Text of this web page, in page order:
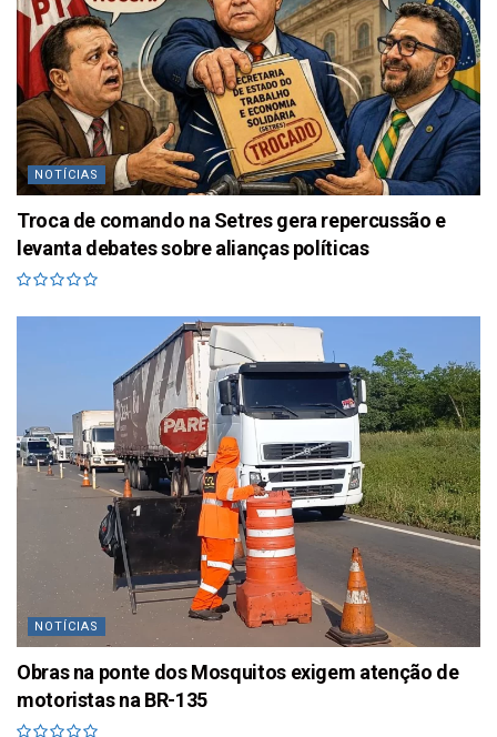
NOTÍCIAS
Troca de comando na Setres gera repercussão e
levanta debates sobre alianças políticas
NOTÍCIAS
Obras na ponte dos Mosquitos exigem atenção de
motoristas na BR-135